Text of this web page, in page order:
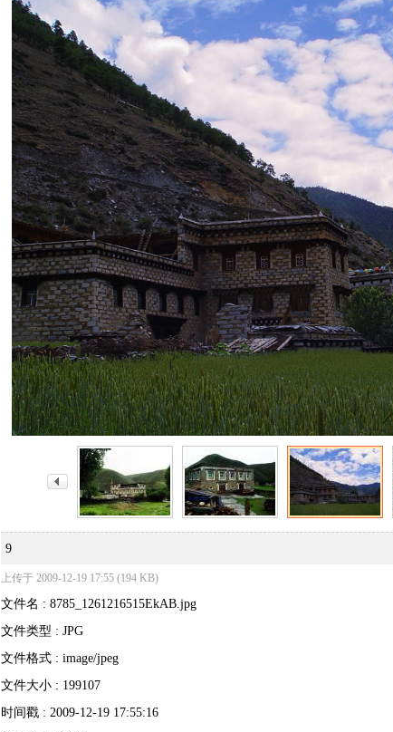
9
上传于 2009-12-19 17:55 (194 KB)
文件名 : 8785_1261216515EkAB.jpg
文件类型 : JPG
文件格式 : image/jpeg
文件大小 : 199107
时间戳 : 2009-12-19 17:55:16